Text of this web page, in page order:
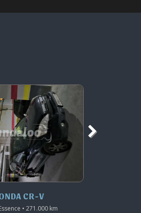
CR-V
• 271.000 km